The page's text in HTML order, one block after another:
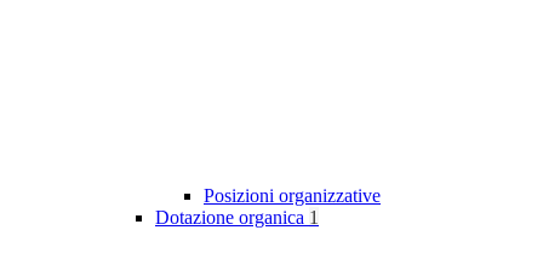
Posizioni organizzative
Dotazione organica 1